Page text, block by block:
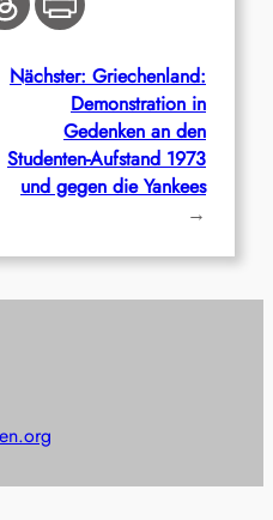
Nächster: Griechenland:
Demonstration in
Gedenken an den
Studenten-Aufstand 1973
und gegen die Yankees
→